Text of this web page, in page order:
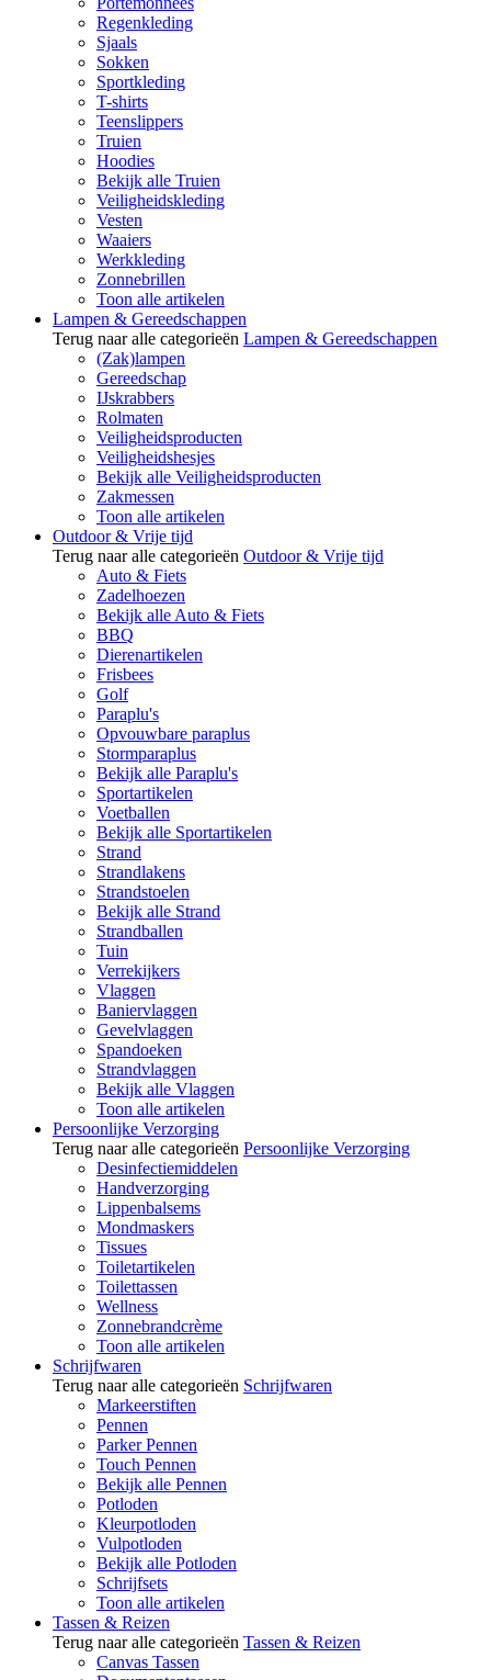
Regenkleding
Sjaals
Sokken
Sportkleding
T-shirts
Teenslippers
Truien
Hoodies
Bekijk alle Truien
Veiligheidskleding
Vesten
Waaiers
Werkkleding
Zonnebrillen
Toon alle artikelen
Lampen & Gereedschappen
Terug naar alle categorieën Lampen & Gereedschappen
(Zak)lampen
Gereedschap
IJskrabbers
Rolmaten
Veiligheidsproducten
Veiligheidshesjes
Bekijk alle Veiligheidsproducten
Zakmessen
Toon alle artikelen
Outdoor & Vrije tijd
Terug naar alle categorieën Outdoor & Vrije tijd
Auto & Fiets
Zadelhoezen
Bekijk alle Auto & Fiets
BBQ
Dierenartikelen
Frisbees
Golf
Paraplu's
Opvouwbare paraplus
Stormparaplus
Bekijk alle Paraplu's
Sportartikelen
Voetballen
Bekijk alle Sportartikelen
Strand
Strandlakens
Strandstoelen
Bekijk alle Strand
Strandballen
Tuin
Verrekijkers
Vlaggen
Baniervlaggen
Gevelvlaggen
Spandoeken
Strandvlaggen
Bekijk alle Vlaggen
Toon alle artikelen
Persoonlijke Verzorging
Terug naar alle categorieën Persoonlijke Verzorging
Desinfectiemiddelen
Handverzorging
Lippenbalsems
Mondmaskers
Tissues
Toiletartikelen
Toilettassen
Wellness
Zonnebrandcrème
Toon alle artikelen
Schrijfwaren
Terug naar alle categorieën Schrijfwaren
Markeerstiften
Pennen
Parker Pennen
Touch Pennen
Bekijk alle Pennen
Potloden
Kleurpotloden
Vulpotloden
Bekijk alle Potloden
Schrijfsets
Toon alle artikelen
Tassen & Reizen
Terug naar alle categorieën Tassen & Reizen
Canvas Tassen